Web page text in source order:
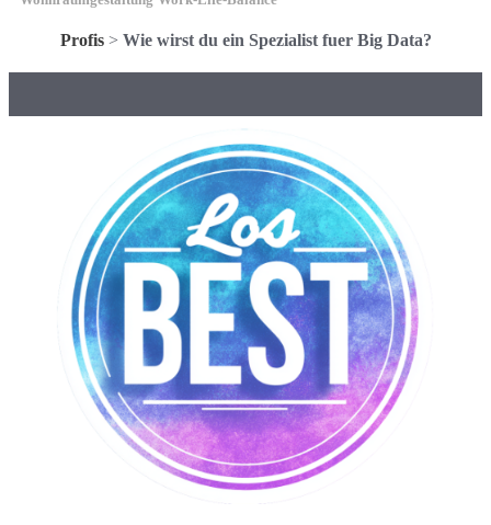
Profis> Wie wirst du ein Spezialist fuer Big Data?